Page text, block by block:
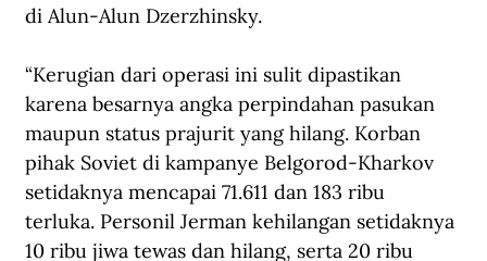
di Alun-Alun Dzerzhinsky.
“Kerugian dari operasi ini sulit dipastikan
karena besarnya angka perpindahan pasukan
maupun status prajurit yang hilang. Korban
pihak Soviet di kampanye Belgorod-Kharkov
setidaknya mencapai 71.611 dan 183 ribu
terluka. Personil Jerman kehilangan setidaknya
10 ribu jiwa tewas dan hilang, serta 20 ribu